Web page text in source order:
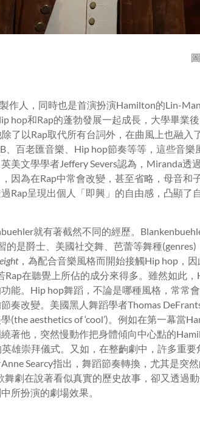
作人，同時也是首演扮演Hamilton的Lin-
hop和Rap的蓬勃發展一起成長，大學畢業
了以Rap取代所有台詞外，在曲風上也融入
、百老匯音樂、Hip hop節奏等等，這些音樂
美文學學者Jeffery Severs認為，Miranda透
因為在Rap中常會改變，甚至省略，母音和
Rap呈現出個人「即興」的自由感，凸顯了
就有著截然不同的經歷。
的是爵士、美國社交舞、芭蕾等舞種(genres)
，為配合音樂風格而開始接觸Hip hop，
在聽覺上所佔的成分來得多。雖然如此
能。Hip hop舞蹈，不論是哪種風格，常常
奏改變。美國黑人舞蹈學者Thomas
aesthetics of ‘cool’)。 例如在第一幕當
著他，突然慢動作把身體傾向中心點的
雄崇拜儀式。又如，在整齣劇中，許多重
Searcy指出，舞蹈節奏轉換，尤其是突
劇在說著看似真實的歷史故事，卻又透過
所扮演的劇場效果。